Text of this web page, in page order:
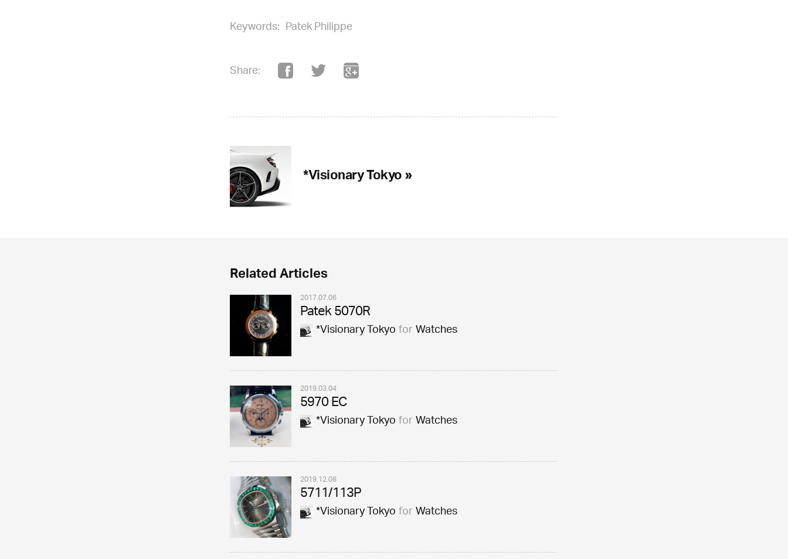
Keywords: Patek Philippe
Share:
*Visionary Tokyo »
Related Articles
2017.07.06
Patek 5070R
*Visionary TokyoforWatches
2019.03.04
5970 EC
*Visionary TokyoforWatches
2019.12.08
5711/113P
*Visionary TokyoforWatches